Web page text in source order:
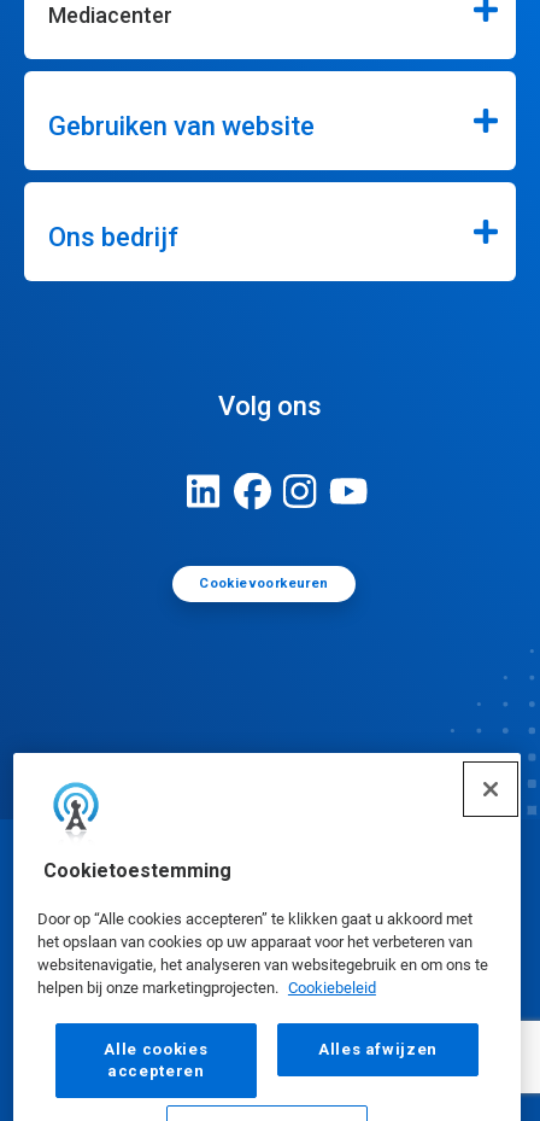
Cookietoestemming
Door op “Alle cookies accepteren” te klikken gaat u akkoord met
het opslaan van cookies op uw apparaat voor het verbeteren van
websitenavigatie, het analyseren van websitegebruik en om ons te
helpen bij onze marketingprojecten. Cookiebeleid
Alle cookies
accepteren
Alles afwijzen
Mediacenter
Gebruiken van website
Ons bedrijf
Volg ons
Cookievoorkeuren
© Ecolab Inc. 2025
Veiligheidsinformatiebladen|Privacybeleid|
Gebruiksvoorwaarden